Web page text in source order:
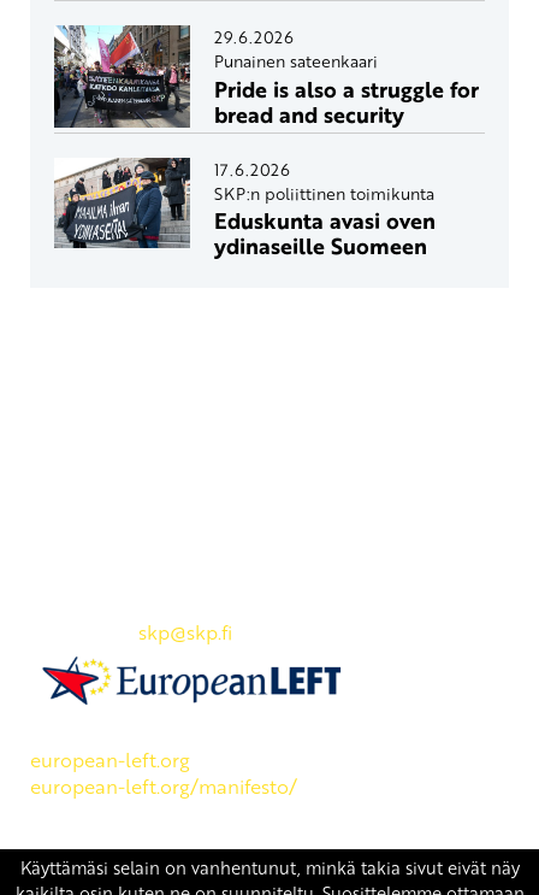
29.6.2026
Punainen sateenkaari
Pride is also a struggle for
bread and security
17.6.2026
SKP:n poliittinen toimikunta
Eduskunta avasi oven
ydinaseille Suomeen
skp@skp.fi
european-left.org
european-left.org/manifesto/